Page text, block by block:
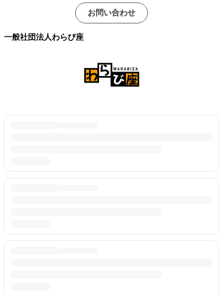
お問い合わせ
一般社団法人わらび座